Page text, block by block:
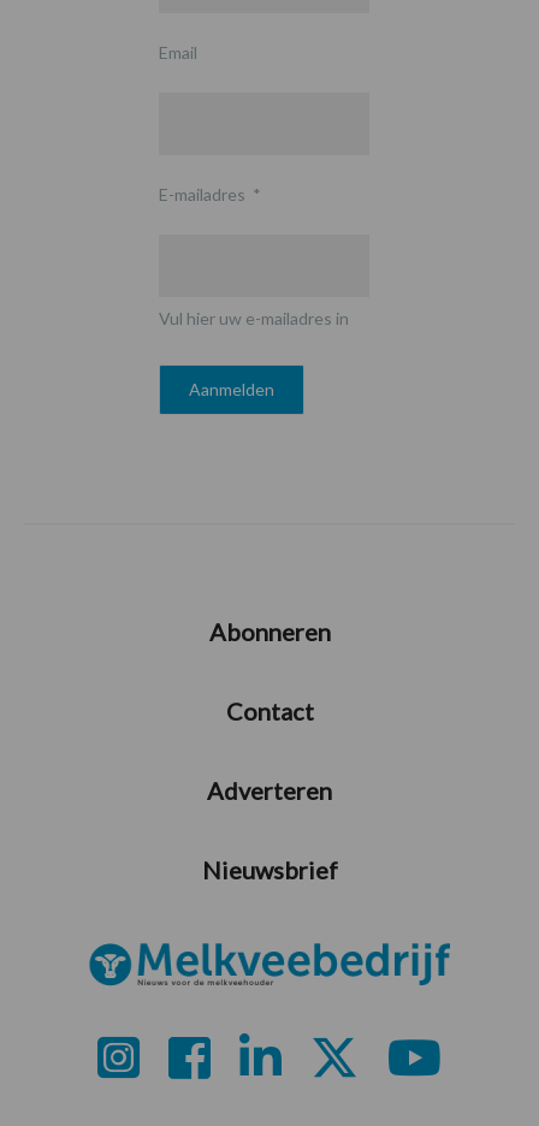
Email
E-mailadres *
Vul hier uw e-mailadres in
Abonneren
Contact
Adverteren
Nieuwsbrief